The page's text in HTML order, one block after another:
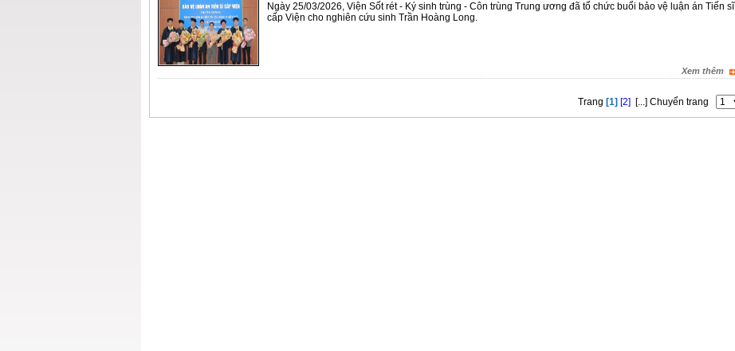
Ngày 25/03/2026, Viện Sốt rét - Ký sinh trùng - Côn trùng Trung ương đã tổ chức buổi bảo vệ luận án Tiến sĩ
cấp Viện cho nghiên cứu sinh Trần Hoàng Long.
Xem thêm
Trang [1] [2] [...] Chuyển trang